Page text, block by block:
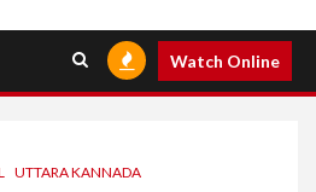
Watch Online
UTTARA KANNADA